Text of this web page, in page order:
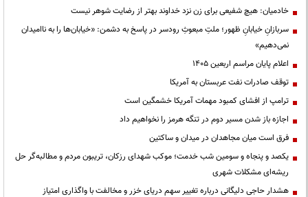
خادمیان: هیچ شفیعی برای زن نزد خداوند بهتر از رضایت شوهر نیست
سربازانِ خیابانِ ظهور؛ ملتِ مبعوثِ رودسر در پاسخ به دشمن: «خیابان‌ها را به ناامیدان
نمی‌دهیم»
اعلام پایان مراسم اربعین ۱۴۰۵
توقف صادرات نفت عربستان به آمریکا
ترامپ از افشای کمبود مهمات آمریکا خشمگین است
اجازه باز شدن مسیر دوم در تنگه هرمز را نخواهیم داد
فرق است میان مجاهدان در میدان و ساکتین
یکصد و پنجاه و سومین شب خدمت؛ موکب شهدای رزکان، تریبون مردم و مطالبه‌گر حل
ریشه‌ای مشکلات شهری
هشدار حاجی دلیگانی درباره تغییر سهم دریای خزر و مخالفت با واگذاری امتیاز